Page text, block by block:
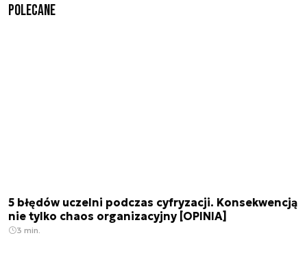
Polecane
5 błędów uczelni podczas cyfryzacji. Konsekwencją
nie tylko chaos organizacyjny [OPINIA]
3 min.